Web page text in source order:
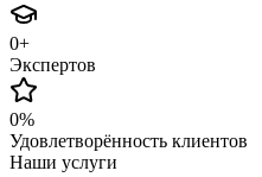
0+
Экспертов
0%
Удовлетворённость клиентов
Наши услуги